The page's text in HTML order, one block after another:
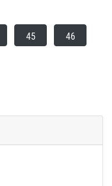
45 46